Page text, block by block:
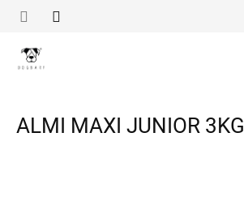
ALMI MAXI JUNIOR 3KG